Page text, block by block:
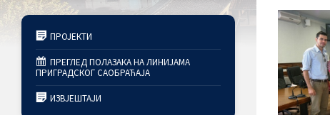
ПРОЈЕКТИ
ПРЕГЛЕД ПОЛАЗАКА НА ЛИНИЈАМА
ПРИГРАДСКОГ САОБРАЋАЈА
ИЗВЈЕШТАЈИ